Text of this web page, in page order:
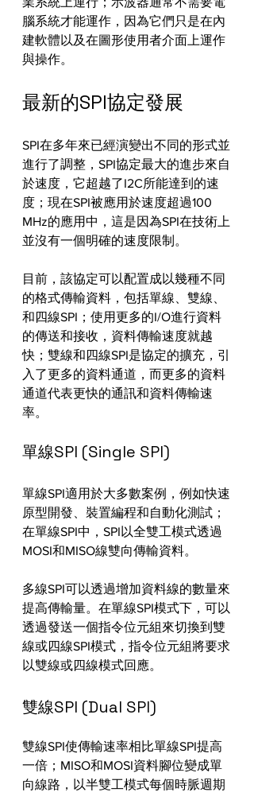
腦系統才能運作，因為它們只是在內
建軟體以及在圖形使用者介面上運作
與操作。
最新的SPI協定發展
SPI在多年來已經演變出不同的形式並
進行了調整，SPI協定最大的進步來自
於速度，它超越了I2C所能達到的速
度；現在SPI被應用於速度超過100
MHz的應用中，這是因為SPI在技術上
並沒有一個明確的速度限制。
目前，該協定可以配置成以幾種不同
的格式傳輸資料，包括單線、雙線、
和四線SPI；使用更多的I/O進行資料
的傳送和接收，資料傳輸速度就越
快；雙線和四線SPI是協定的擴充，引
入了更多的資料通道，而更多的資料
通道代表更快的通訊和資料傳輸速
率。
單線SPI (Single SPI)
單線SPI適用於大多數案例，例如快速
原型開發、裝置編程和自動化測試；
在單線SPI中，SPI以全雙工模式透過
MOSI和MISO線雙向傳輸資料。
多線SPI可以透過增加資料線的數量來
提高傳輸量。在單線SPI模式下，可以
透過發送一個指令位元組來切換到雙
線或四線SPI模式，指令位元組將要求
以雙線或四線模式回應。
雙線SPI (Dual SPI)
雙線SPI使傳輸速率相比單線SPI提高
一倍；MISO和MOSI資料腳位變成單
向線路，以半雙工模式每個時脈週期